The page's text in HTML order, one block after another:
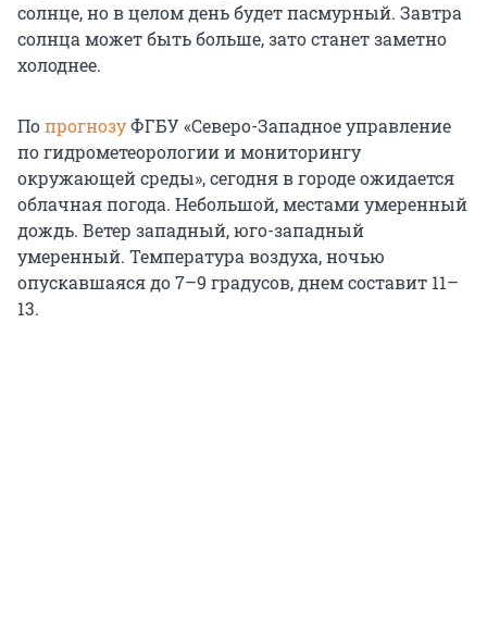
солнце, но в целом день будет пасмурный. Завтра
солнца может быть больше, зато станет заметно
холоднее.
ПопрогнозуФГБУ «Северо-Западное управление
по гидрометеорологии и мониторингу
окружающей среды», сегодня в городе ожидается
облачная погода. Небольшой, местами умеренный
дождь. Ветер западный, юго-западный
умеренный. Температура воздуха, ночью
опускавшаяся до 7–9 градусов, днем составит 11–
13.